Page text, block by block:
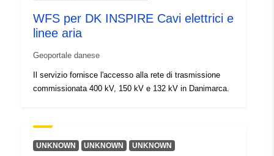
uriRef:
http://data.europa.eu/88u/dataset/
WFS per DK INSPIRE Cavi elettrici e
linee aria
Geoportale danese
Il servizio fornisce l'accesso alla rete di trasmissione
commissionata 400 kV, 150 kV e 132 kV in Danimarca.
UNKNOWN UNKNOWN UNKNOWN